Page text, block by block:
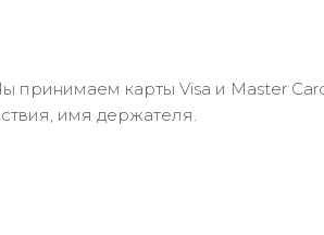
карты Visa и Master
имя держателя.